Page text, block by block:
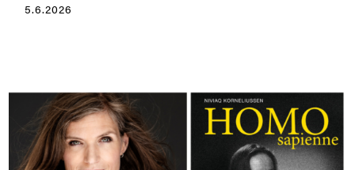
5.6.2026